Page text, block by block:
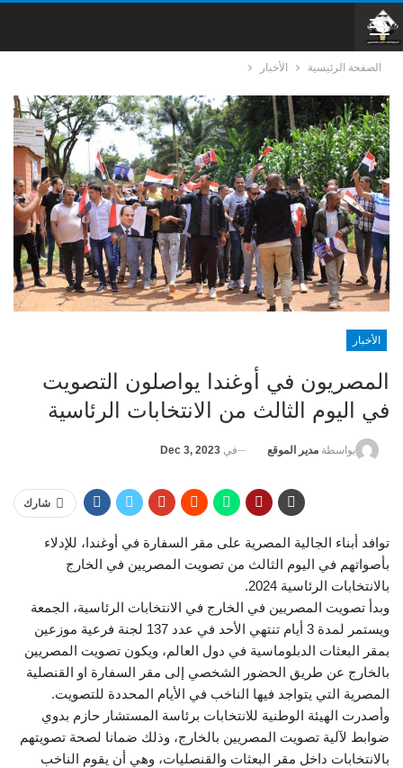
الصفحة الرئيسية الأخبار
الأخبار
المصريون في أوغندا يواصلون التصويت
في اليوم الثالث من الانتخابات الرئاسية
بواسطة مدير الموقع في Dec 3, 2023
شارك
توافد أبناء الجالية المصرية على مقر السفارة في أوغندا، للإدلاء
بأصواتهم في اليوم الثالث من تصويت المصريين في الخارج
بالانتخابات الرئاسية 2024.
وبدأ تصويت المصريين في الخارج في الانتخابات الرئاسية، الجمعة
ويستمر لمدة 3 أيام تنتهي الأحد في عدد 137 لجنة فرعية موزعين
بمقر البعثات الدبلوماسية في دول العالم، ويكون تصويت المصريين
بالخارج عن طريق الحضور الشخصي إلى مقر السفارة او القنصلية
المصرية التي يتواجد فيها الناخب في الأيام المحددة للتصويت.
وأصدرت الهيئة الوطنية للانتخابات برئاسة المستشار حازم بدوي
ضوابط لآلية تصويت المصريين بالخارج، وذلك ضمانا لصحة تصويتهم
بالانتخابات داخل مقر البعثات والقنصليات، وهي أن يقوم الناخب